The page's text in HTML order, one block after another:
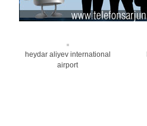
heydar aliyev international
airport